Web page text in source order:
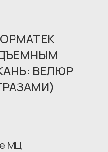
ВЕЛЮР
МЦ